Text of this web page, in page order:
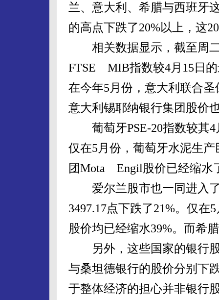
兰、意大利、希腊与西班牙
的高点下跌了20%以上，这
相关数据显示，截至周二
FTSE MIB指数较4月15日的
在今年5月份，意大利联合
意大利锡耶纳银行集团股价
葡萄牙PSE-20指数较其4
仅在5月份，葡萄牙水泥生
团Mota Engil股价已经缩水
爱尔兰股市也一同进入了
3497.17点下跌了21%。仅
股价均已经缩水39%。而希
另外，这些国家的银行股
与桑坦德银行的股价分别下
于整体经济的担心并非银行